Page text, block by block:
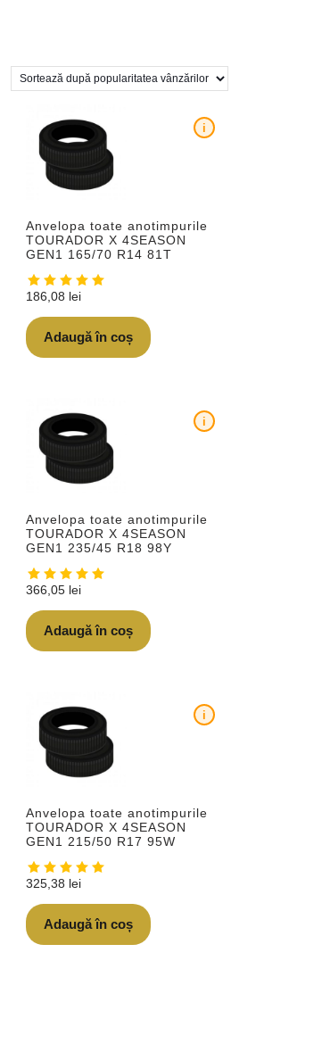
Anvelopa toate anotimpurile
TOURADOR X 4SEASON
GEN1 165/70 R14 81T
i
186,08 lei
Adaugă în coș
Anvelopa toate anotimpurile
TOURADOR X 4SEASON
GEN1 235/45 R18 98Y
i
366,05 lei
Adaugă în coș
Anvelopa toate anotimpurile
TOURADOR X 4SEASON
GEN1 215/50 R17 95W
i
325,38 lei
Adaugă în coș